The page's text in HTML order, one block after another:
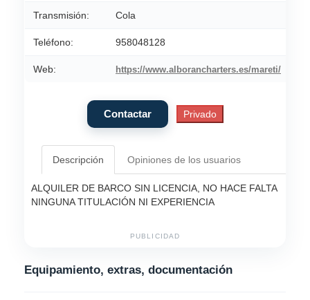
Transmisión: Cola
Teléfono: 958048128
Web: https://www.alborancharters.es/mareti/
Descripción Opiniones de los usuarios
ALQUILER DE BARCO SIN LICENCIA, NO HACE FALTA
NINGUNA TITULACIÓN NI EXPERIENCIA
PUBLICIDAD
Equipamiento, extras, documentación